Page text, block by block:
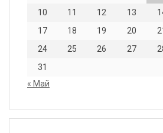
10
11 12 13
17
18 19 20
24
25 26 27
31
« Май